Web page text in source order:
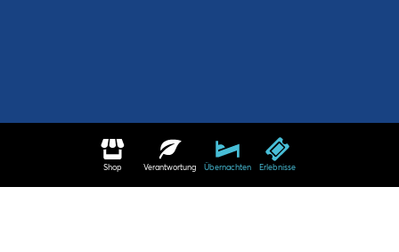
Shop Verantwortung Übernachten Erlebnisse